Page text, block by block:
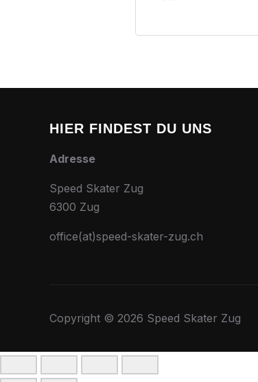
HIER FINDEST DU UNS
Adresse
Speed Skater Zug
6300 Zug
office(at)speed-skater-zug.ch
Copyright © 2026 Speed Skater Zug